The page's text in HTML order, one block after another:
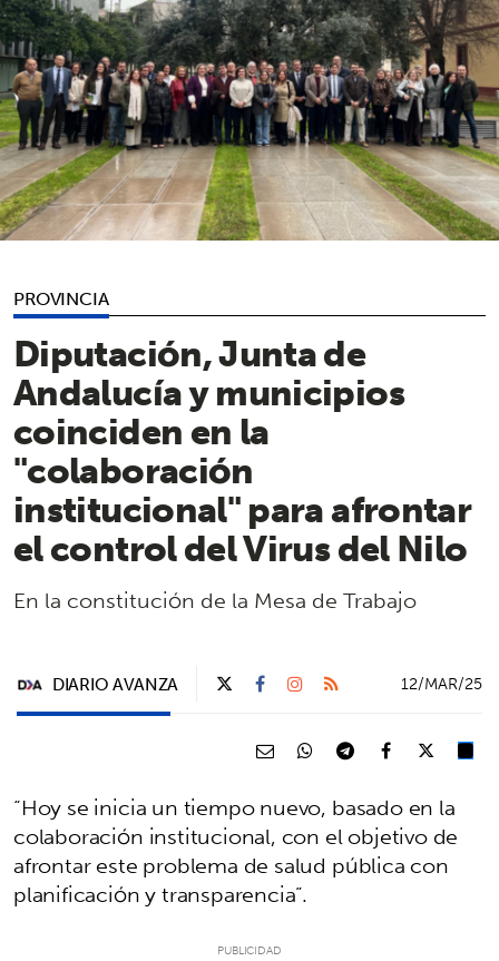
PROVINCIA
Diputación, Junta de
Andalucía y municipios
coinciden en la
"colaboración
institucional" para afrontar
el control del Virus del Nilo
En la constitución de la Mesa de Trabajo
DIARIO AVANZA 12/MAR/25
“Hoy se inicia un tiempo nuevo, basado en la
colaboración institucional, con el objetivo de
afrontar este problema de salud pública con
planificación y transparencia”.